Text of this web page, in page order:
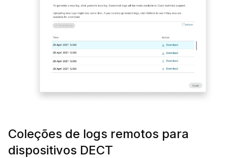
Coleções de logs remotos para
dispositivos DECT